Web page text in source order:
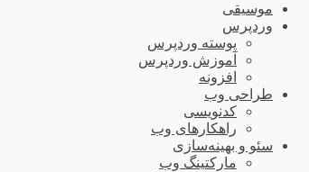
موسیقی
وردپرس
پوسته وردپرس
آموزش وردپرس
افزونه
طراحی وب
کدنویسی
راهکارهای وب
سئو و بهینه‌سازی
مارکتینگ وب